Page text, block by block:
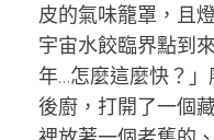
皮的氣味籠罩，且
宇宙水餃臨界點到
年…怎麼這麼快？
後廚，打開了一個